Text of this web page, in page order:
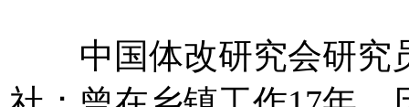
中国体改研究会研究